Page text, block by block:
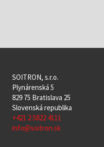
SOITRON, s.r.o.
Plynárenská 5
829 75 Bratislava 25
Slovenská republika
+421 2 5822 4111
info@soitron.sk